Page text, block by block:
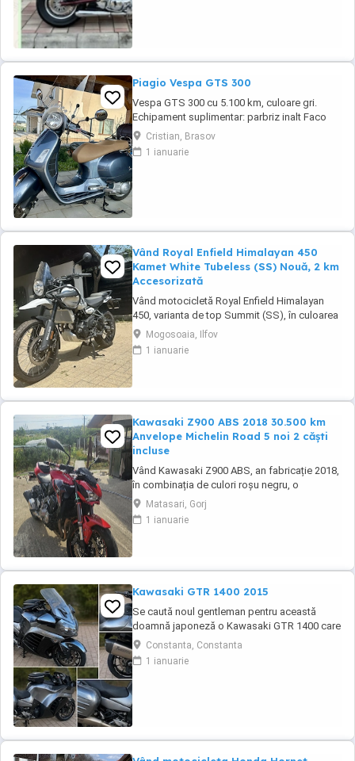
Piagio Vespa GTS 300
Vespa GTS 300 cu 5.100 km, culoare gri.
Echipament suplimentar: parbriz inalt Faco
(montat 2026), geanta portbagaj Classic;
prelungitor scarite pasager; suspensie fata
Bitubo si frane fata spate Frando; incarcare
Cristian, Brasov
1 ianuarie
Vând Royal Enfield Himalayan 450
Kamet White Tubeless (SS) Nouă, 2 km
Accesorizată
Vând motocicletă Royal Enfield Himalayan
450, varianta de top Summit (SS), în culoarea
Kamet White, dotată din fabrică cu jante
Tubeless. Motocicleta este practic nouă,
neutilizată (2 km). A fost fabricată în
absolut ...
Mogosoaia, Ilfov
1 ianuarie
Kawasaki Z900 ABS 2018 30.500 km
Anvelope Michelin Road 5 noi 2 căști
incluse
Vând Kawasaki Z900 ABS, an fabricație 2018,
în combinația de culori roșu negru, o
configurație foarte frumoasă și mai rar
întâlnită. Motocicleta are aproximativ 30.500
km și se prezintă foarte bine. Este echipată
Matasari, Gorj
1 ianuarie
Kawasaki GTR 1400 2015
Se caută noul gentleman pentru această
doamnă japoneză o Kawasaki GTR 1400 care
încă întoarce priviri și iubește kilometrii. A fost
răsfățată, întreținută la timp și tratată cu
respect. O dau doar cuiva care va avea grijă
Constanta, Constanta
1 ianuarie